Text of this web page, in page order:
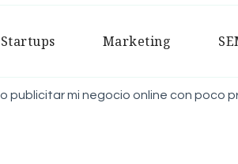
Marketing
publicitar mi negocio online con poco